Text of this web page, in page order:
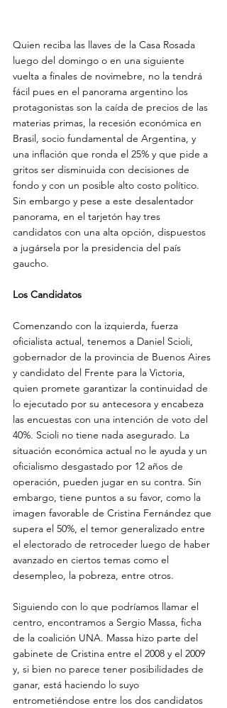
Quien reciba las llaves de la Casa Rosada
luego del domingo o en una siguiente
vuelta a finales de novimebre, no la tendrá
fácil pues en el panorama argentino los
protagonistas son la caída de precios de las
materias primas, la recesión económica en
Brasil, socio fundamental de Argentina, y
una inflación que ronda el 25% y que pide a
gritos ser disminuida con decisiones de
fondo y con un posible alto costo político.
Sin embargo y pese a este desalentador
panorama, en el tarjetón hay tres
candidatos con una alta opción, dispuestos
a jugársela por la presidencia del país
gaucho.
Los Candidatos
Comenzando con la izquierda, fuerza
oficialista actual, tenemos a Daniel Scioli,
gobernador de la provincia de Buenos Aires
y candidato del Frente para la Victoria,
quien promete garantizar la continuidad de
lo ejecutado por su antecesora y encabeza
las encuestas con una intención de voto del
40%. Scioli no tiene nada asegurado. La
situación económica actual no le ayuda y un
oficialismo desgastado por 12 años de
operación, pueden jugar en su contra. Sin
embargo, tiene puntos a su favor, como la
imagen favorable de Cristina Fernández que
supera el 50%, el temor generalizado entre
el electorado de retroceder luego de haber
avanzado en ciertos temas como el
desempleo, la pobreza, entre otros.
Siguiendo con lo que podríamos llamar el
centro, encontramos a Sergio Massa, ficha
de la coalición UNA. Massa hizo parte del
gabinete de Cristina entre el 2008 y el 2009
y, si bien no parece tener posibilidades de
ganar, está haciendo lo suyo
entrometiéndose entre los dos candidatos